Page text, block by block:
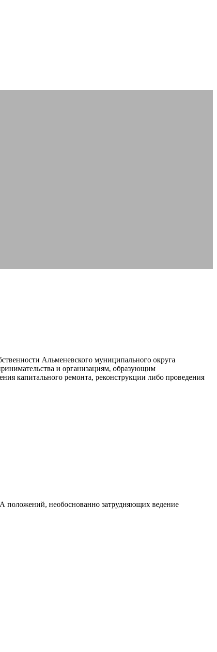
Альменевского муниципального округа
и организациям, образующим
капитального ремонта, реконструкции либо проведения
положений, необоснованно затрудняющих ведение